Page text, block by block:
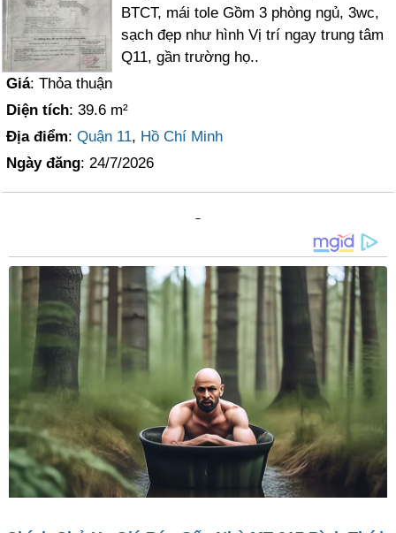
BTCT, mái tole Gồm 3 phòng ngủ, 3wc,
sạch đẹp như hình Vị trí ngay trung tâm
Q11, gần trường họ..
Giá: Thỏa thuận
Diện tích: 39.6 m²
Địa điểm:Quận 11, Hồ Chí Minh
Ngày đăng: 24/7/2026